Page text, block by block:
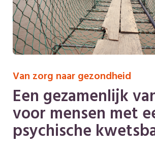
Van zorg naar gezondheid
Een gezamenlijk
voor mensen met
psychische